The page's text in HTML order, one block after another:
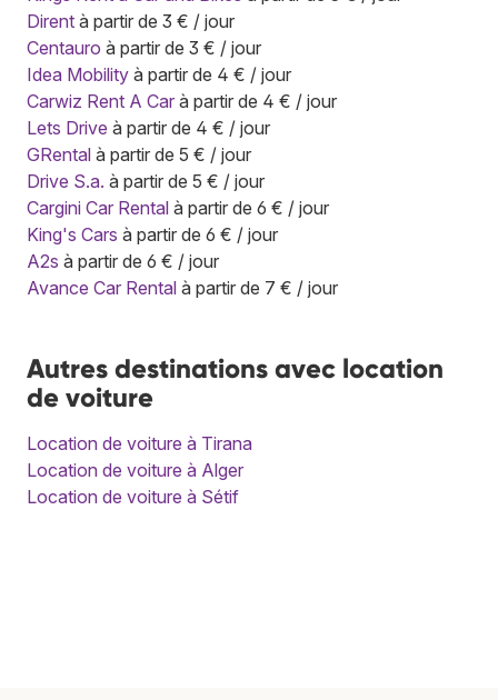
Dirent à partir de 3 € / jour
Centauro à partir de 3 € / jour
Idea Mobility à partir de 4 € / jour
Carwiz Rent A Car à partir de 4 € / jour
Lets Drive à partir de 4 € / jour
GRental à partir de 5 € / jour
Drive S.a. à partir de 5 € / jour
Cargini Car Rental à partir de 6 € / jour
King's Cars à partir de 6 € / jour
A2s à partir de 6 € / jour
Avance Car Rental à partir de 7 € / jour
Autres destinations avec location
de voiture
Location de voiture à Tirana
Location de voiture à Alger
Location de voiture à Sétif